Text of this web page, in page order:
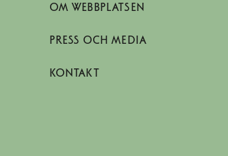
OM WEBBPLATSEN
PRESS OCH MEDIA
KONTAKT